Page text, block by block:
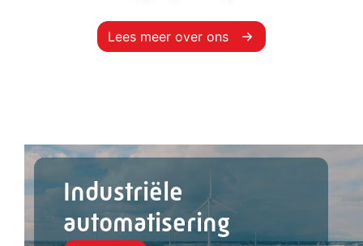
Lees meer over ons
Industriële
automatisering